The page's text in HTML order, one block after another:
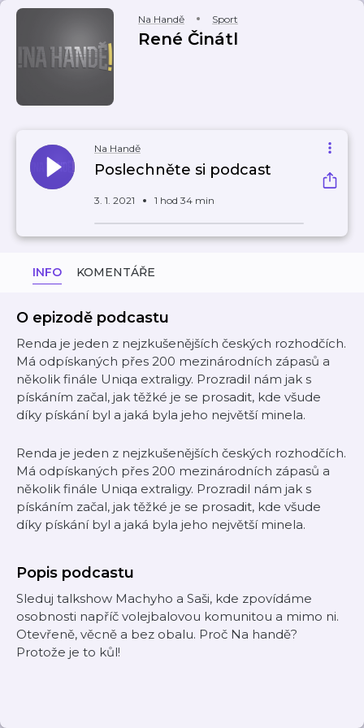
Na Handě Sport
René Činátl
Na Handě
Poslechněte si podcast
3. 1. 2021 1 hod 34 min
INFO KOMENTÁŘE
O epizodě podcastu
Renda je jeden z nejzkušenějších českých rozhodčích.
Má odpískaných přes 200 mezinárodních zápasů a
několik finále Uniqa extraligy. Prozradil nám jak s
pískáním začal, jak těžké je se prosadit, kde všude
díky pískání byl a jaká byla jeho největší minela.
Renda je jeden z nejzkušenějších českých rozhodčích.
Má odpískaných přes 200 mezinárodních zápasů a
několik finále Uniqa extraligy. Prozradil nám jak s
pískáním začal, jak těžké je se prosadit, kde všude
díky pískání byl a jaká byla jeho největší minela.
Popis podcastu
Sleduj talkshow Machyho a Saši, kde zpovídáme
osobnosti napříč volejbalovou komunitou a mimo ni.
Otevřeně, věcně a bez obalu. Proč Na handě?
Protože je to kůl!